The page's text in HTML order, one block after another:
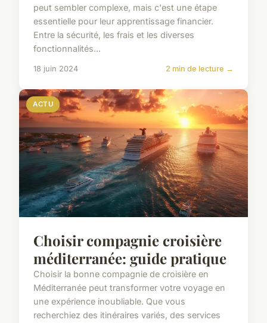
peut sembler complexe, mais c'est une étape
essentielle pour leur apprentissage financier.
Entre la sécurité, les frais et les diverses
fonctionnalités...
18 juin 2024 2 min de lecture →
ACTU
Choisir compagnie croisière
méditerranée: guide pratique
Choisir la bonne compagnie de croisière en
Méditerranée peut transformer votre voyage en
une expérience inoubliable. Que vous
recherchiez des itinéraires variés, des services